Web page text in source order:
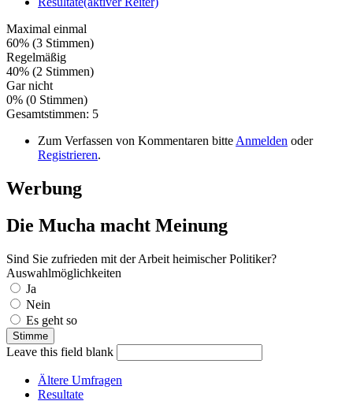
Maximal einmal
60% (3 Stimmen)
Regelmäßig
40% (2 Stimmen)
Gar nicht
0% (0 Stimmen)
Gesamtstimmen: 5
Zum Verfassen von Kommentaren bitte Anmelden oder
Registrieren.
Werbung
Die Mucha macht Meinung
Sind Sie zufrieden mit der Arbeit heimischer Politiker?
Auswahlmöglichkeiten
Ja
Nein
Es geht so
Leave this field blank
Ältere Umfragen
Resultate